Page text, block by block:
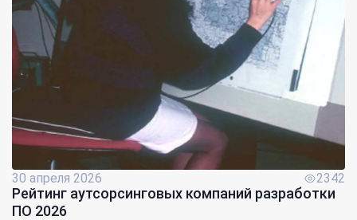
30 апреля 2026 2342
Рейтинг аутсорсинговых компаний разработки
ПО 2026